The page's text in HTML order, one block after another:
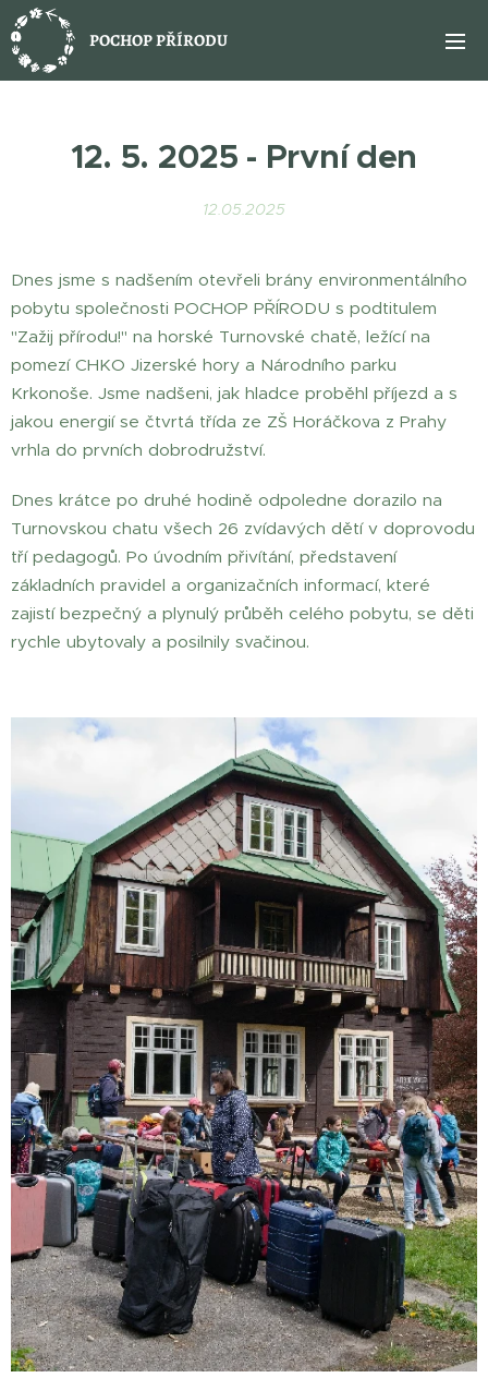
POCHOP PŘÍRODU
12. 5. 2025 - První den
12.05.2025
Dnes jsme s nadšením otevřeli brány environmentálního
pobytu společnosti POCHOP PŘÍRODU s podtitulem
"Zažij přírodu!" na horské Turnovské chatě, ležící na
pomezí CHKO Jizerské hory a Národního parku
Krkonoše. Jsme nadšeni, jak hladce proběhl příjezd a s
jakou energií se čtvrtá třída ze ZŠ Horáčkova z Prahy
vrhla do prvních dobrodružství.
Dnes krátce po druhé hodině odpoledne dorazilo na
Turnovskou chatu všech 26 zvídavých dětí v doprovodu
tří pedagogů. Po úvodním přivítání, představení
základních pravidel a organizačních informací, které
zajistí bezpečný a plynulý průběh celého pobytu, se děti
rychle ubytovaly a posilnily svačinou.